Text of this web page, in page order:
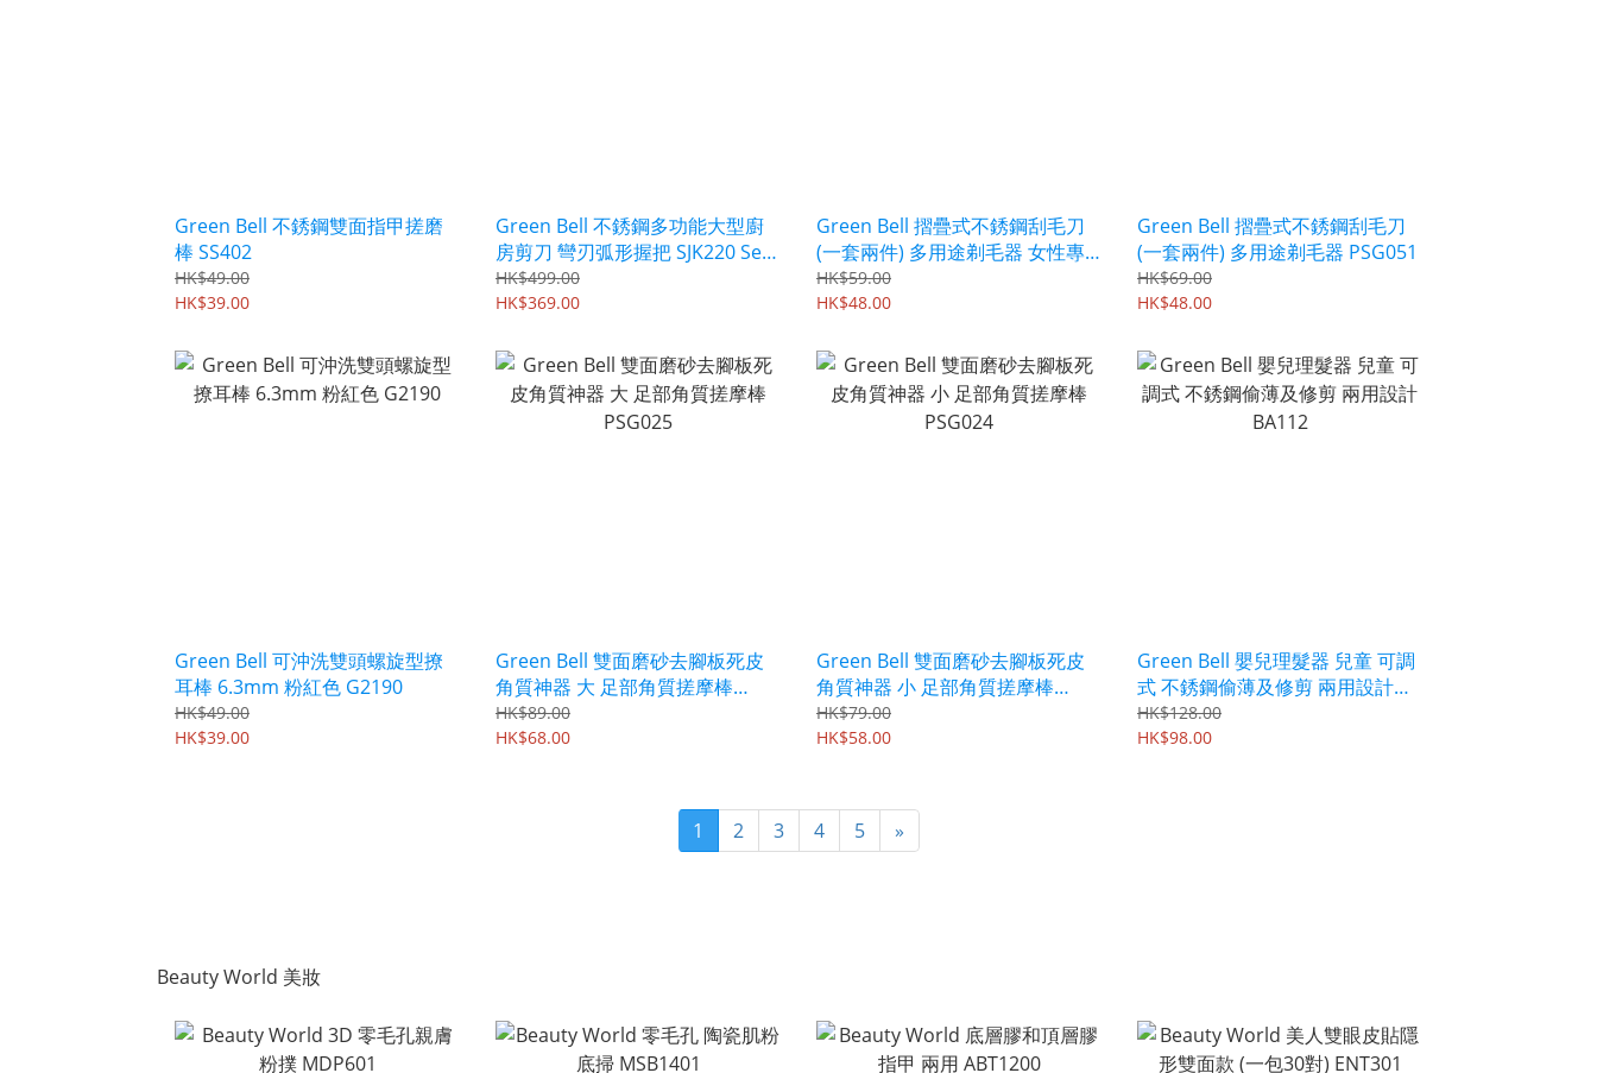
Green Bell 不銹鋼雙面指甲搓磨
棒 SS402
HK$49.00
HK$39.00
Green Bell 不銹鋼多功能大型廚
房剪刀 彎刃弧形握把 SJK220 Seki
Edge
HK$499.00
HK$369.00
Green Bell 摺疊式不銹鋼刮毛刀
(一套兩件) 多用途剃毛器 女性專
用 QQ602
HK$59.00
HK$48.00
Green Bell 摺疊式不銹鋼刮毛刀
(一套兩件) 多用途剃毛器 PSG051
HK$69.00
HK$48.00
Green Bell 可沖洗雙頭螺旋型撩
耳棒 6.3mm 粉紅色 G2190
HK$49.00
HK$39.00
Green Bell 雙面磨砂去腳板死皮
角質神器 大 足部角質搓摩棒
PSG025
HK$89.00
HK$68.00
Green Bell 雙面磨砂去腳板死皮
角質神器 小 足部角質搓摩棒
PSG024
HK$79.00
HK$58.00
Green Bell 嬰兒理髮器 兒童 可調
式 不銹鋼偷薄及修剪 兩用設計
BA112
HK$128.00
HK$98.00
1 2 3 4 5 »
Beauty World 美妝